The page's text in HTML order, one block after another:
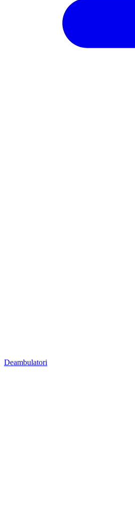
Deambulatori